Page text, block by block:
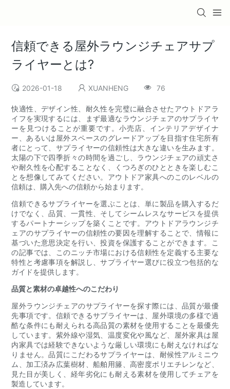
信頼できる屋外ラウンジチェアサプ
ライヤーとは?
2026-01-18 XUANHENG 76
快適性、デザイン性、耐久性を完璧に融合させたアウトドアラ
イフを実現するには、まず最適なラウンジチェアのサプライヤ
ーを見つけることが重要です。小売店、インテリアデザイナ
ー、あるいは屋外スペースのグレードアップを目指す住宅所有
者にとって、サプライヤーの信頼性は大きな違いを生みます。
太陽の下で四季折々の時間を過ごし、ラウンジチェアの頑丈さ
や耐久性を心配することなく、くつろぎのひとときを楽しむこ
とを想像してみてください。アウトドア家具へのこのレベルの
信頼は、購入先への信頼から始まります。
信頼できるサプライヤーを選ぶことは、単に製品を購入するだ
けでなく、品質、一貫性、そしてシームレスなサービスを提供
するパートナーシップを築くことです。アウトドアラウンジチ
ェアのサプライヤーの信頼性の要因を理解することで、情報に
基づいた意思決定を行い、投資を保護することができます。こ
の記事では、このニッチ市場における信頼性を定義する主要な
特性と考慮事項を解説し、サプライヤー選びに役立つ包括的な
ガイドを提供します。
品質と素材の卓越性へのこだわり
屋外ラウンジチェアのサプライヤーを探す際には、品質が最優
先事項です。信頼できるサプライヤーは、屋外環境の多様で過
酷な条件にも耐えられる高品質の素材を使用することを最優先
しています。紫外線や湿気、温度変化や風など、屋外家具は屋
内家具では経験できないような厳しい環境にも耐えなければな
りません。品質にこだわるサプライヤーは、耐候性アルミニウ
ム、加工済み広葉樹材、船舶用籐、高密度ポリエチレンなど、
見た目が美しく、経年劣化にも耐える素材を使用してチェアを
製造しています。